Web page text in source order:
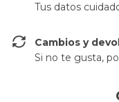
Tus datos
Cambios y
Si no te gusta,